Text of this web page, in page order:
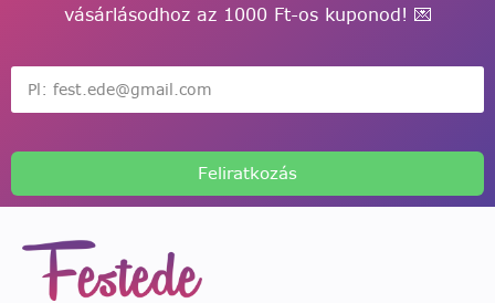
vásárlásodhoz az 1000 Ft-os kuponod! 💌
Feliratkozás